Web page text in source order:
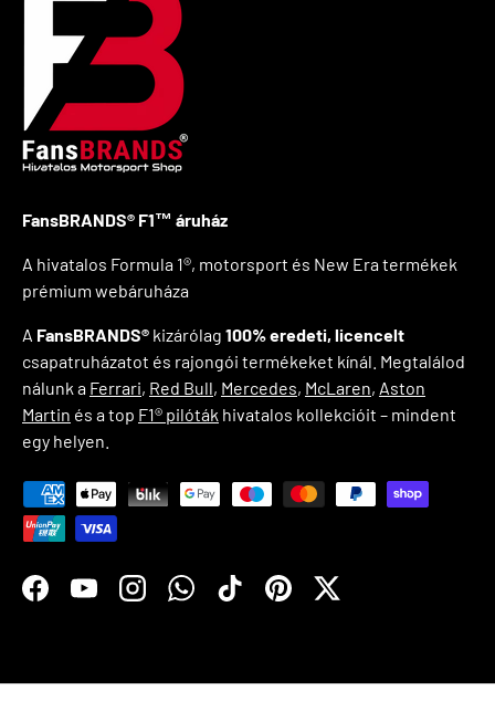
FansBRANDS® F1™ áruház
A hivatalos Formula 1®, motorsport és New Era termékek
prémium webáruháza
A FansBRANDS® kizárólag 100% eredeti, licencelt
csapatruházatot és rajongói termékeket kínál. Megtalálod
nálunk a Ferrari, Red Bull, Mercedes, McLaren, Aston
Martin és a top F1® pilóták hivatalos kollekcióit – mindent
egy helyen.
Payment methods accepted
FacebookYouTubeInstagramWhatsAppTikTokPinterestTwitter